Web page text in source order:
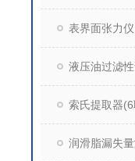
表界面张力仪
液压油过滤
索氏提取器(6
润滑脂漏失